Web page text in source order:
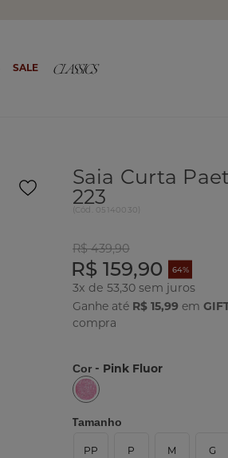
SALE
Saia Curta
223
(Cód. 05140030
R$ 439,90
R$ 159,90 64%
3x de 53,30
Ganhe até R$ 15,99em
compra
Cor - Pink Fluor
Tamanho
PP P M G